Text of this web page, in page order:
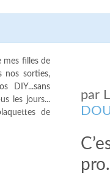
par
mes filles de
nos sorties,
DIY...sans
les jours...
de